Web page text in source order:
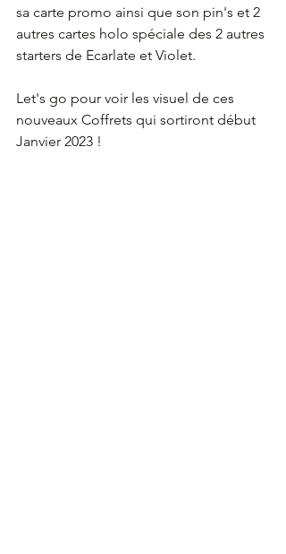
sa carte promo ainsi que son pin's et 2
autres cartes holo spéciale des 2 autres
starters de Ecarlate et Violet.
Let's go pour voir les visuel de ces
nouveaux Coffrets qui sortiront début
Janvier 2023 !